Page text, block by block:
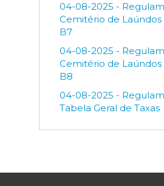
04-08-2025 -
Cemitério de
B7
04-08-2025 -
Cemitério de
B8
04-08-2025 -
Tabela Geral de Taxas